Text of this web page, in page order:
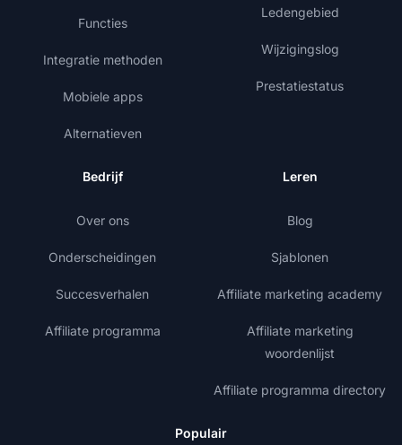
Functies
Integratie methoden
Mobiele apps
Alternatieven
Ledengebied
Wijzigingslog
Prestatiestatus
Bedrijf
Over ons
Onderscheidingen
Succesverhalen
Affiliate programma
Leren
Blog
Sjablonen
Affiliate marketing academy
Affiliate marketing
woordenlijst
Affiliate programma directory
Populair